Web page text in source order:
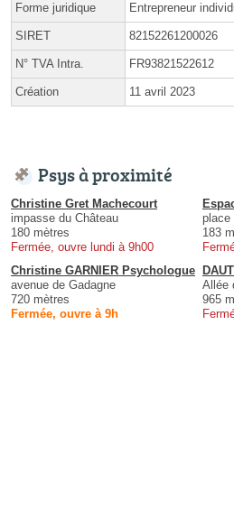
Forme juridique Entrepreneur
SIRET 82152261200026
N° TVA Intra. FR93821522612
Création 11 avril 2023
Psys à proximité
Christine Gret Machecourt
impasse du Château
180 mètres
Fermée, ouvre lundi à 9h00
place
183
Christine GARNIER Psychologue
avenue de Gadagne
720 mètres
Fermée, ouvre à 9h
Allée
965